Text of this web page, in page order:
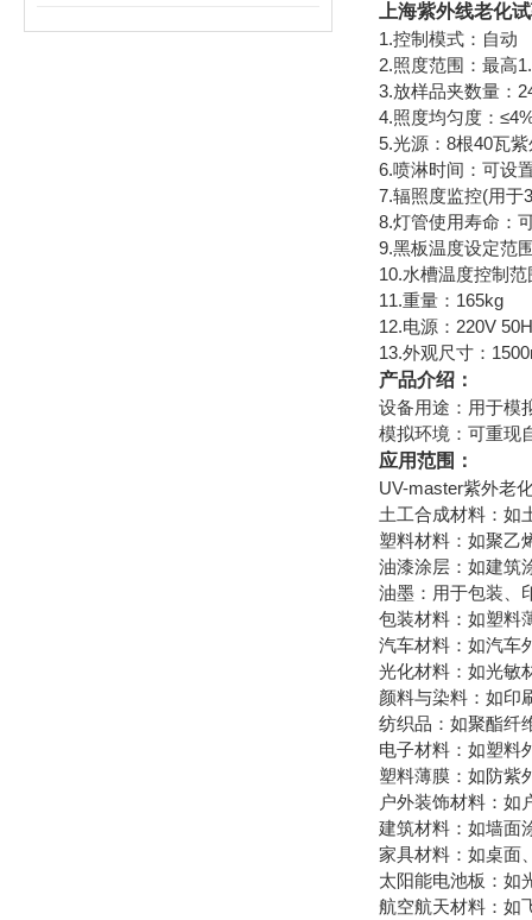
上海紫外线老化
1.控制模式：自动
2.照度范围：最高
3.放样品夹数量：
4.照度均匀度：
5.光源：8根40瓦
6.喷淋时间：可设
7.辐照度监控(用于
8.灯管使用寿命：
9.黑板温度设定范
10.水槽温度控制
11.重量：165kg
12.电源：220V
13.外观尺寸：
产品介绍：
设备用途：用于模
模拟环境：可重现
应用范围：
UV-master紫外老
土工合成材料：如
塑料材料：如聚乙
油漆涂层：如建筑
油墨：用于包装、
包装材料：如塑料
汽车材料：如汽车
光化材料：如光敏
颜料与染料：如印
纺织品：如聚酯纤
电子材料：如塑料
塑料薄膜：如防紫
户外装饰材料：如
建筑材料：如墙面
家具材料：如桌面
太阳能电池板：如
航空航天材料：如